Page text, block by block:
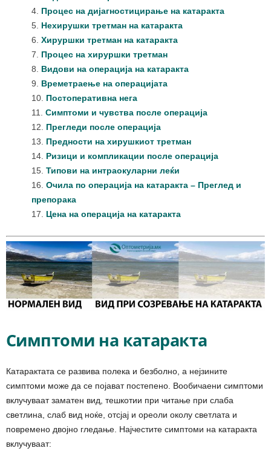
Процес на дијагностицирање на катаракта
Нехирушки третман на катаракта
Хируршки третман на катаракта
Процес на хируршки третман
Видови на операција на катаракта
Времетраење на операцијата
Постоперативна нега
Симптоми и чувства после операција
Прегледи после операција
Предности на хирушкиот третман
Ризици и компликации после операција
Типови на интраокуларни леќи
Очилa по операција на катаракта – Преглед и
препорака
Цена на операција на катаракта
Симптоми на катаракта
Катарактата се развива полека и безболно, а нејзините
симптоми може да се појават постепено. Вообичаени симптоми
вклучуваат заматен вид, тешкотии при читање при слаба
светлина, слаб вид ноќе, отсјај и ореоли околу светлата и
повремено двојно гледање. Најчестите симптоми на катаракта
вклучуваат: